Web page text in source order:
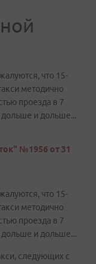
что 15-
методично
проезда в 7
дольше и дольше...
№1956 от 31
что 15-
методично
проезда в 7
дольше и дольше...
следующих с